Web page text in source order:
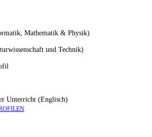
Mathematik & Physik)
und Technik)
Unterricht (Englisch)